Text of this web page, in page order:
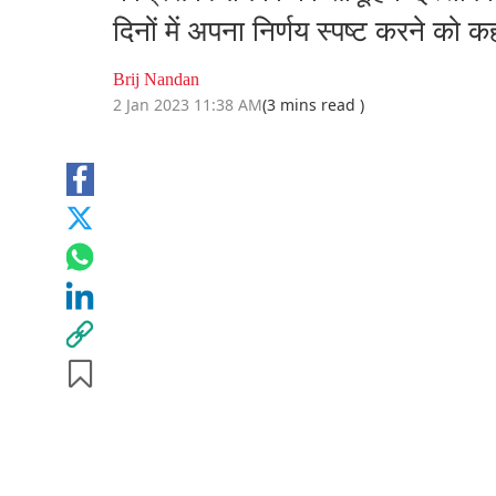
दिनों में अपना निर्णय स्पष्ट करने को
Brij Nandan
2 Jan 2023 11:38 AM(3 mins read )